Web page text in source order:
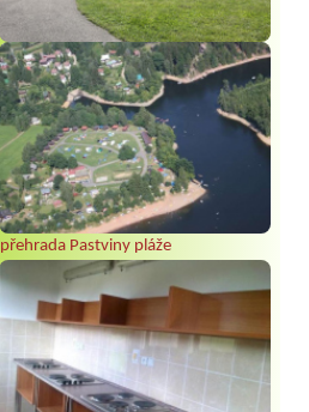
přehrada Pastviny pláže